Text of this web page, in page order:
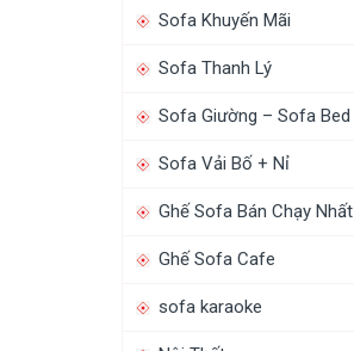
Sofa Khuyến Mãi
Sofa Thanh Lý
Sofa Giường – Sofa Bed
Sofa Vải Bố + Nỉ
Ghế Sofa Bán Chạy Nhất
Ghế Sofa Cafe
sofa karaoke